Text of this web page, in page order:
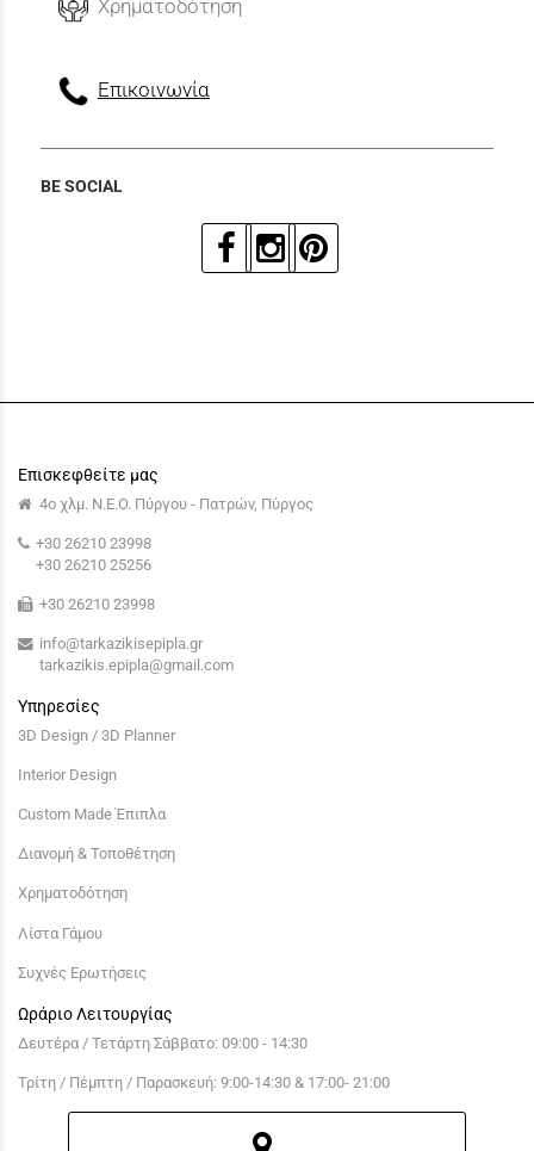
Χρηματοδότηση
Επικοινωνία
BE SOCIAL
Επισκεφθείτε μας
4ο χλμ. Ν.Ε.Ο. Πύργου - Πατρών, Πύργος
+30 26210 23998
+30 26210 25256
+30 26210 23998
info@tarkazikisepipla.gr
tarkazikis.epipla@gmail.com
Υπηρεσίες
3D Design / 3D Planner
Interior Design
Custom Made Έπιπλα
Διανομή & Τοποθέτηση
Χρηματοδότηση
Λίστα Γάμου
Συχνές Ερωτήσεις
Ωράριο Λειτουργίας
Δευτέρα / Τετάρτη Σάββατο: 09:00 - 14:30
Τρίτη / Πέμπτη / Παρασκευή: 9:00-14:30 & 17:00- 21:00